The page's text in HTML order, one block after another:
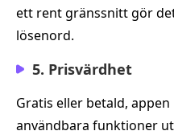
ett rent gränssnitt gör
lösenord.
5. Prisvärdhet
Gratis eller betald,
användbara funktioner